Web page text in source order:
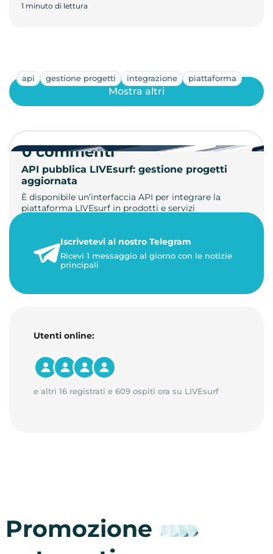
1 minuto di lettura
api gestione progetti integrazione piattaforma
API pubblica LIVEsurf: gestione progetti
aggiornata
È disponibile un’interfaccia API per integrare la
piattaforma LIVEsurf in prodotti e servizi
23 maggio 2026
1 minuto di lettura
Mostra altri
0 commenti
Iscrivetevi al nostro Telegram
Ricevi 1 messaggio al giorno con le notizie
principali
Utenti online:
e altri 16 registrati e 609 ospiti ora su LIVEsurf
Promozione